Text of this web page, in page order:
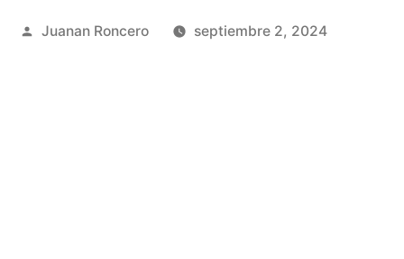
Publicado
Juanan Roncero septiembre 2, 2024